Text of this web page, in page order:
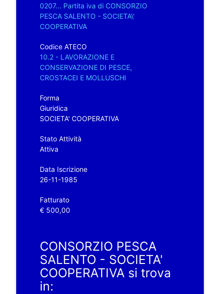
0207... Partita iva di CONSORZIO
PESCA SALENTO - SOCIETA\'
COOPERATIVA
Codice ATECO
10.2 - LAVORAZIONE E
CONSERVAZIONE DI PESCE,
CROSTACEI E MOLLUSCHI
Forma
Giuridica
SOCIETA' COOPERATIVA
Stato Attività
Attiva
Data Iscrizione
26-11-1985
Fatturato
€ 500,00
CONSORZIO PESCA
SALENTO - SOCIETA'
COOPERATIVA si trova
in: